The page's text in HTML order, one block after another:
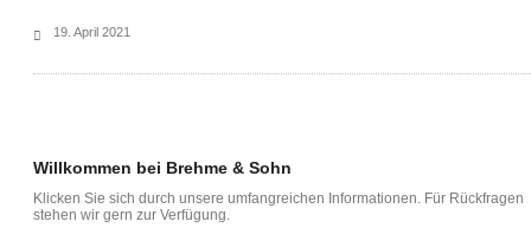
19. April 2021
Willkommen bei Brehme & Sohn
Klicken Sie sich durch unsere umfangreichen Informationen. Für Rückfragen
stehen wir gern zur Verfügung.